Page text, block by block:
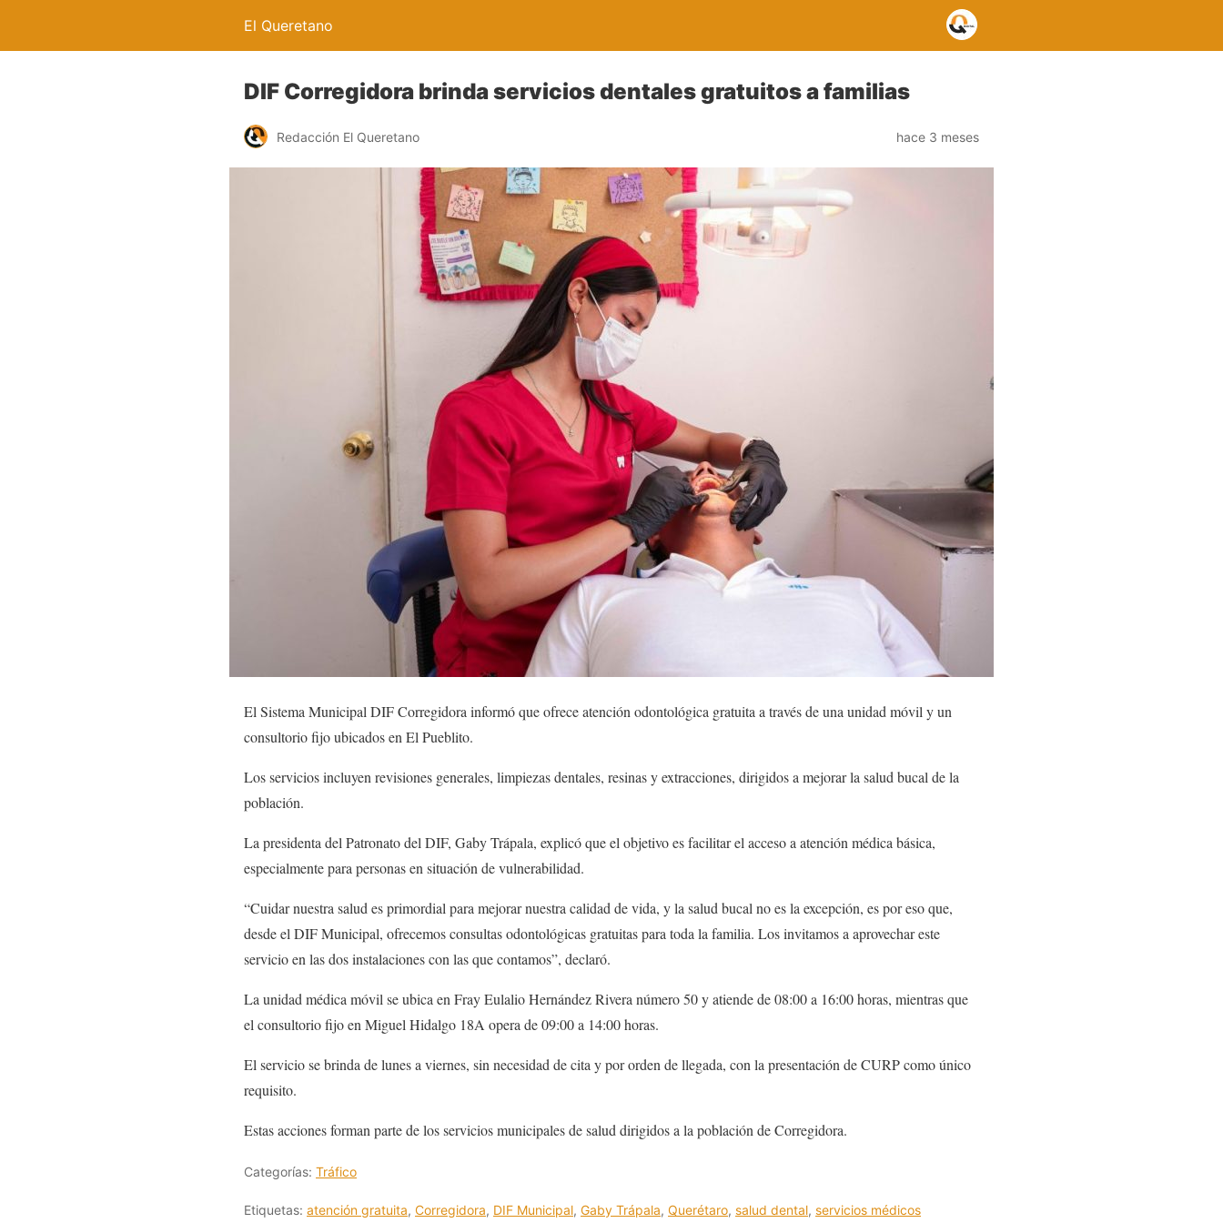
El Queretano
DIF Corregidora brinda servicios dentales gratuitos a familias
Redacción El Queretano hace 3 meses
El Sistema Municipal DIF Corregidora informó que ofrece atención odontológica gratuita a través de una unidad móvil y un
consultorio fijo ubicados en El Pueblito.
Los servicios incluyen revisiones generales, limpiezas dentales, resinas y extracciones, dirigidos a mejorar la salud bucal de la
población.
La presidenta del Patronato del DIF, Gaby Trápala, explicó que el objetivo es facilitar el acceso a atención médica básica,
especialmente para personas en situación de vulnerabilidad.
“Cuidar nuestra salud es primordial para mejorar nuestra calidad de vida, y la salud bucal no es la excepción, es por eso que,
desde el DIF Municipal, ofrecemos consultas odontológicas gratuitas para toda la familia. Los invitamos a aprovechar este
servicio en las dos instalaciones con las que contamos”, declaró.
La unidad médica móvil se ubica en Fray Eulalio Hernández Rivera número 50 y atiende de 08:00 a 16:00 horas, mientras que
el consultorio fijo en Miguel Hidalgo 18A opera de 09:00 a 14:00 horas.
El servicio se brinda de lunes a viernes, sin necesidad de cita y por orden de llegada, con la presentación de CURP como único
requisito.
Estas acciones forman parte de los servicios municipales de salud dirigidos a la población de Corregidora.
Categorías: Tráfico
Etiquetas: atención gratuita, Corregidora, DIF Municipal, Gaby Trápala, Querétaro, salud dental, servicios médicos